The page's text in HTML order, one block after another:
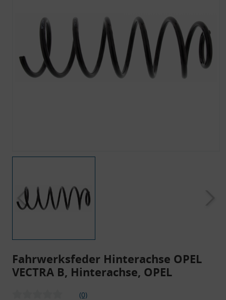
Fahrwerksfeder Hinterachse OPEL
VECTRA B, Hinterachse, OPEL
(0)